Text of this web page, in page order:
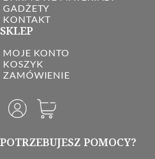
GADŻETY
KONTAKT
SKLEP
MOJE KONTO
KOSZYK
ZAMÓWIENIE
POTRZEBUJESZ POMOCY?